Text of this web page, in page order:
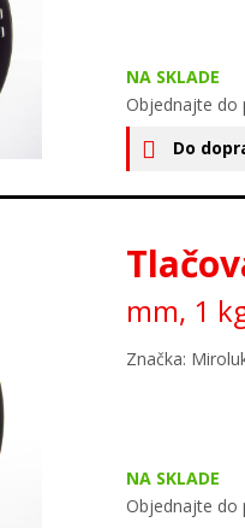
NA SKLADE
Objednajte do
Do
mm, 1
Značka:
NA SKLADE
Objednajte do